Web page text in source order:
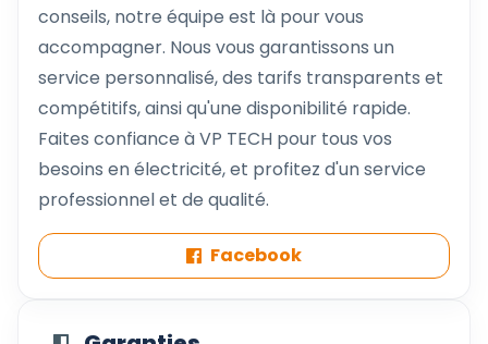
conseils, notre équipe est là pour vous
accompagner. Nous vous garantissons un
service personnalisé, des tarifs transparents et
compétitifs, ainsi qu'une disponibilité rapide.
Faites confiance à VP TECH pour tous vos
besoins en électricité, et profitez d'un service
professionnel et de qualité.
Facebook